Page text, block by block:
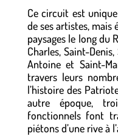
Ce circuit est
de ses artistes, mais
paysages le long du
Charles, Saint-
Antoine et Saint-
travers leurs
l’histoire des
autre époque,
fonctionnels font
piétons d’une rive à